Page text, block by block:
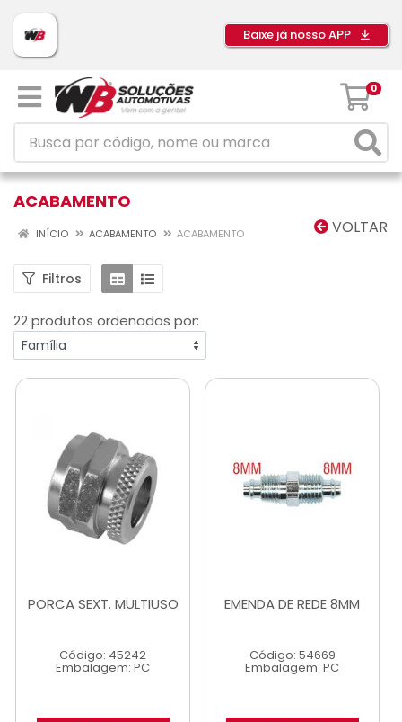
Baixe já nosso APP
0
ACABAMENTO
VOLTAR
INÍCIO ACABAMENTO ACABAMENTO
Filtros
22 produtos ordenados por:
PORCA SEXT. MULTIUSO
Código: 45242
Embalagem: PC
EMENDA DE REDE 8MM
Código: 54669
Embalagem: PC